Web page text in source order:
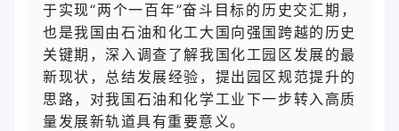
于实现“两个一百年”奋斗目标的历史交汇期，
也是我国由石油和化工大国向强国跨越的历史
关键期，深入调查了解我国化工园区发展的最
新现状，总结发展经验，提出园区规范提升的
思路，对我国石油和化学工业下一步转入高质
量发展新轨道具有重要意义。